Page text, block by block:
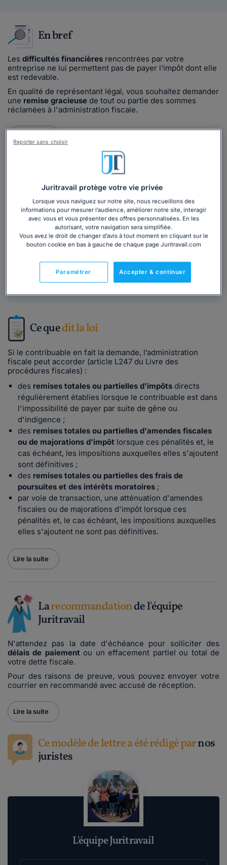
En bref
Les difficultés financières rencontrées par votre
entreprise ne lui permettent pas de payer l’impôt dont elle
est redevable.
En qualité de représentant légal, vous souhaitez demander
une remise gracieuse de tout ou partie des sommes
réclamées à l'administration fiscale.
modèle de lettreest inclus dans le
dossier :
Audit et contrôle fiscal en entreprise :
comprendre vos droits et obligations
32 979 utilisateurs ont consulté ce dossier
le dossier
Ce quedit la loi
Si le contribuable en fait la demande, l’administration
fiscale peut accorder (article L247 du Livre des
procédures fiscales) :
des remises totales ou partielles d'impôts directs
régulièrement établies lorsque le contribuable est dans
l'impossibilité de payer par suite de gêne ou
d'indigence ;
des remises totales ou partielles d'amendes fiscales
ou de majorations d'impôt lorsque ces pénalités et, le
cas échéant, les impositions auxquelles elles s'ajoutent
sont définitives ;
des remises totales ou partielles des frais de
poursuites et des intérêts moratoires ;
par voie de transaction, une atténuation d'amendes
fiscales ou de majorations d'impôt lorsque ces
pénalités et, le cas échéant, les impositions auxquelles
elles s'ajoutent ne sont pas définitives.
Lire la suite
Larecommandationde l'équipe
Juritravail
N'attendez pas la date d'échéance pour solliciter des
délais de paiement ou un effacement partiel ou total de
votre dette fiscale.
Pour des raisons de preuve, vous pouvez envoyer votre
courrier en recommandé avec accusé de réception.
Lire la suite
Ce modèle de lettre a été rédigé parnos
juristes
L'équipe Juritravail
Juritravail protège votre vie privée
Lorsque vous naviguez sur notre site, nous recueillons des
informations pour mesurer l’audience, améliorer notre site, interagir
avec vous et vous présenter des offres personnalisées. En les
autorisant, votre navigation sera simplifiée.
Vous avez le droit de changer d’avis à tout moment en cliquant sur le
bouton cookie en bas à gauche de chaque page Juritravail.com
Accepter & continuer
Paramétrer
Reporter sans choisir